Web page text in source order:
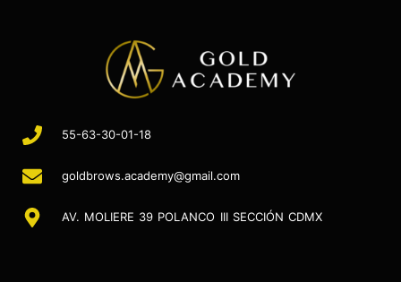
55-63-30-01-18
goldbrows.academy@gmail.com
AV. MOLIERE 39 POLANCO III SECCIÓN CDMX